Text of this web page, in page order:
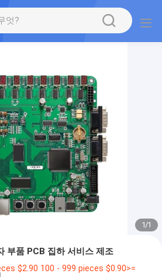
1/1
부품 PCB 집하 서비스 제조
$2.90 100 - 999 pieces $0.90>=